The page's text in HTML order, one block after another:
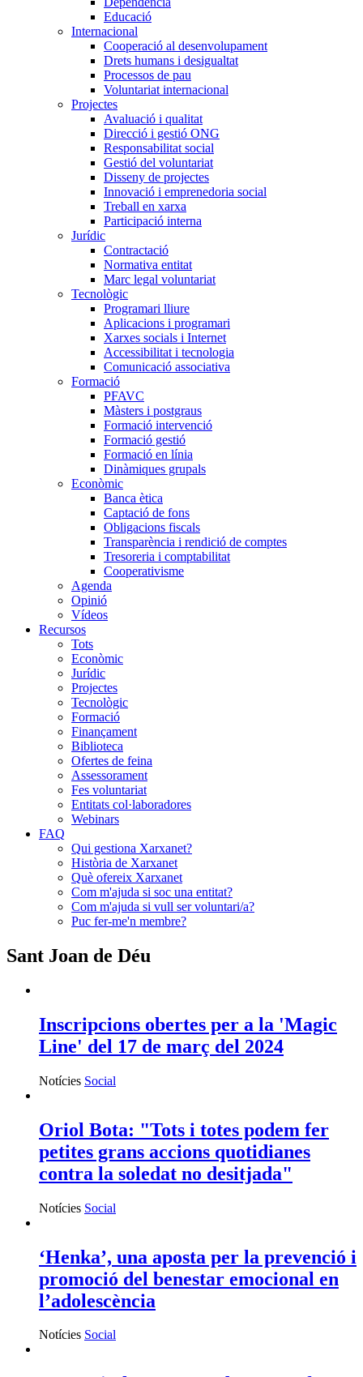
Educació
Internacional
Cooperació al desenvolupament
Drets humans i desigualtat
Processos de pau
Voluntariat internacional
Projectes
Avaluació i qualitat
Direcció i gestió ONG
Responsabilitat social
Gestió del voluntariat
Disseny de projectes
Innovació i emprenedoria social
Treball en xarxa
Participació interna
Jurídic
Contractació
Normativa entitat
Marc legal voluntariat
Tecnològic
Programari lliure
Aplicacions i programari
Xarxes socials i Internet
Accessibilitat i tecnologia
Comunicació associativa
Formació
PFAVC
Màsters i postgraus
Formació intervenció
Formació gestió
Formació en línia
Dinàmiques grupals
Econòmic
Banca ètica
Captació de fons
Obligacions fiscals
Transparència i rendició de comptes
Tresoreria i comptabilitat
Cooperativisme
Agenda
Opinió
Vídeos
Recursos
Tots
Econòmic
Jurídic
Projectes
Tecnològic
Formació
Finançament
Biblioteca
Ofertes de feina
Assessorament
Fes voluntariat
Entitats col·laboradores
Webinars
FAQ
Qui gestiona Xarxanet?
Història de Xarxanet
Què ofereix Xarxanet
Com m'ajuda si soc una entitat?
Com m'ajuda si vull ser voluntari/a?
Puc fer-me'n membre?
Sant Joan de Déu
Inscripcions obertes per a la 'Magic
Line' del 17 de març del 2024
Notícies Social
Oriol Bota: "Tots i totes podem fer
petites grans accions quotidianes
contra la soledat no desitjada"
Notícies Social
‘Henka’, una aposta per la prevenció i
promoció del benestar emocional en
l’adolescència
Notícies Social